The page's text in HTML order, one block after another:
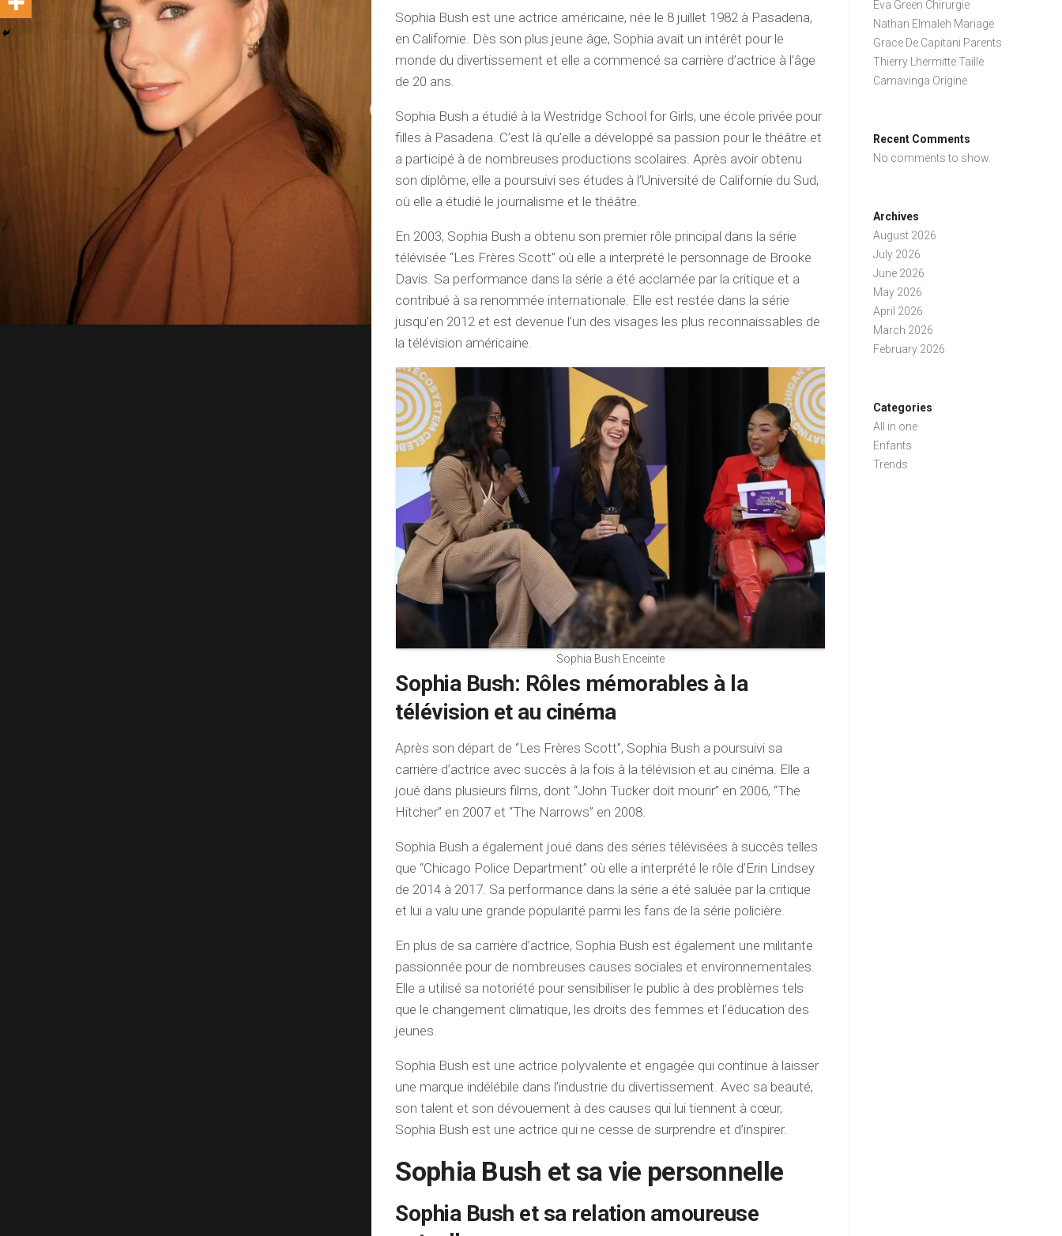
Sophia Bush est une actrice américaine, née le 8 juillet 1982 à Pasadena,
en Californie. Dès son plus jeune âge, Sophia avait un intérêt pour le
monde du divertissement et elle a commencé sa carrière d’actrice à l’âge
de 20 ans.
Sophia Bush a étudié à la Westridge School for Girls, une école privée pour
filles à Pasadena. C’est là qu’elle a développé sa passion pour le théâtre et
a participé à de nombreuses productions scolaires. Après avoir obtenu
son diplôme, elle a poursuivi ses études à l’Université de Californie du Sud,
où elle a étudié le journalisme et le théâtre.
En 2003, Sophia Bush a obtenu son premier rôle principal dans la série
télévisée “Les Frères Scott” où elle a interprété le personnage de Brooke
Davis. Sa performance dans la série a été acclamée par la critique et a
contribué à sa renommée internationale. Elle est restée dans la série
jusqu’en 2012 et est devenue l’un des visages les plus reconnaissables de
la télévision américaine.
Sophia Bush Enceinte
Sophia Bush: Rôles mémorables à la
télévision et au cinéma
Après son départ de “Les Frères Scott”, Sophia Bush a poursuivi sa
carrière d’actrice avec succès à la fois à la télévision et au cinéma. Elle a
joué dans plusieurs films, dont “John Tucker doit mourir” en 2006, “The
Hitcher” en 2007 et “The Narrows” en 2008.
Sophia Bush a également joué dans des séries télévisées à succès telles
que “Chicago Police Department” où elle a interprété le rôle d’Erin Lindsey
de 2014 à 2017. Sa performance dans la série a été saluée par la critique
et lui a valu une grande popularité parmi les fans de la série policière.
En plus de sa carrière d’actrice, Sophia Bush est également une militante
passionnée pour de nombreuses causes sociales et environnementales.
Elle a utilisé sa notoriété pour sensibiliser le public à des problèmes tels
que le changement climatique, les droits des femmes et l’éducation des
jeunes.
Sophia Bush est une actrice polyvalente et engagée qui continue à laisser
une marque indélébile dans l’industrie du divertissement. Avec sa beauté,
son talent et son dévouement à des causes qui lui tiennent à cœur,
Sophia Bush est une actrice qui ne cesse de surprendre et d’inspirer.
Sophia Bush et sa vie personnelle
Sophia Bush et sa relation amoureuse
Eva Green Chirurgie
Nathan Elmaleh Mariage
Grace De Capitani Parents
Thierry Lhermitte Taille
Camavinga Origine
Recent Comments
No comments to show.
Archives
August 2026
July 2026
June 2026
May 2026
April 2026
March 2026
February 2026
Categories
All in one
Enfants
Trends